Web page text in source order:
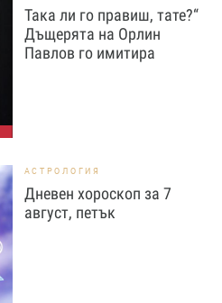
Така ли го правиш, тате?“
Дъщерята на Орлин
Павлов го имитира
АСТРОЛОГИЯ
Дневен хороскоп за 7
август, петък